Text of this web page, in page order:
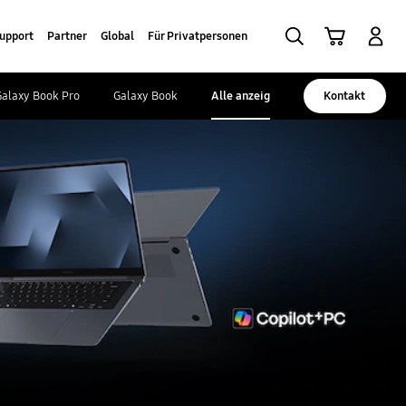
Partner Global Für Privatpersonen
Kontakt
Book Pro Galaxy Book Alle anzeigen